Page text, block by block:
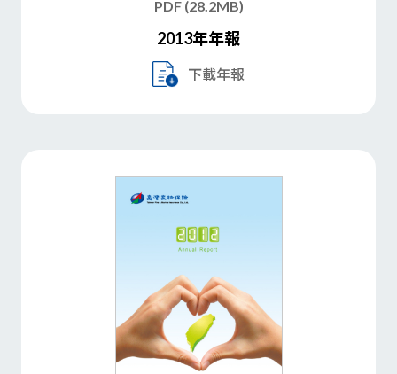
PDF (28.2MB)
2013年年報
下載年報